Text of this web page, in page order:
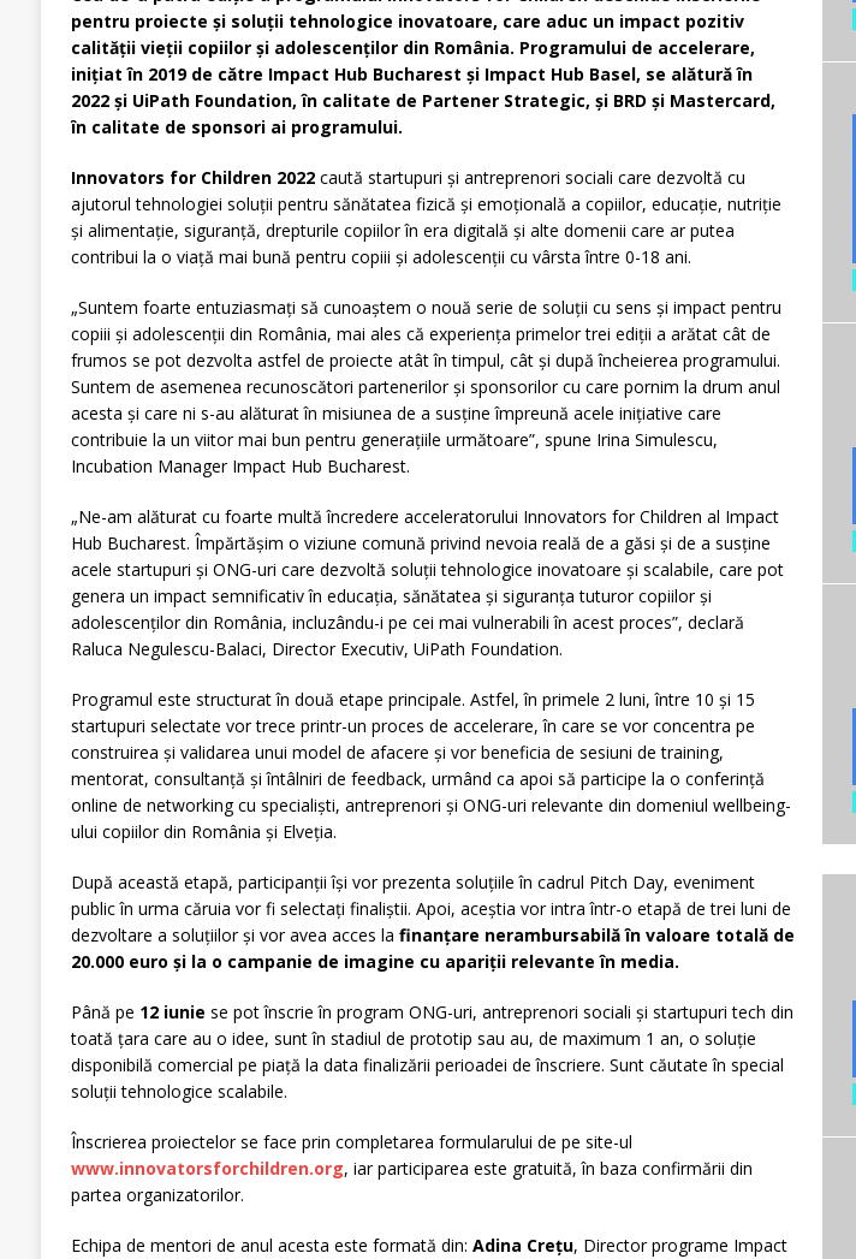
pentru proiecte și soluții tehnologice inovatoare, care aduc un impact pozitiv
calității vieții copiilor și adolescenților din România. Programului de accelerare,
inițiat în 2019 de către Impact Hub Bucharest și Impact Hub Basel, se alătură în
2022 și UiPath Foundation, în calitate de Partener Strategic, și BRD și Mastercard,
în calitate de sponsori ai programului.
Innovators for Children 2022caută startupuri și antreprenori sociali care dezvoltă cu
ajutorul tehnologiei soluții pentru sănătatea fizică și emoțională a copiilor, educație, nutriție
și alimentație, siguranță, drepturile copiilor în era digitală și alte domenii care ar putea
contribui la o viață mai bună pentru copiii și adolescenții cu vârsta între 0-18 ani.
„Suntem foarte entuziasmați să cunoaștem o nouă serie de soluții cu sens și impact pentru
copiii și adolescenții din România, mai ales că experiența primelor trei ediții a arătat cât de
frumos se pot dezvolta astfel de proiecte atât în timpul, cât și după încheierea programului.
Suntem de asemenea recunoscători partenerilor și sponsorilor cu care pornim la drum anul
acesta și care ni s-au alăturat în misiunea de a susține împreună acele inițiative care
contribuie la un viitor mai bun pentru generațiile următoare”, spune Irina Simulescu,
Incubation Manager Impact Hub Bucharest.
„Ne-am alăturat cu foarte multă încredere acceleratorului Innovators for Children al Impact
Hub Bucharest. Împărtășim o viziune comună privind nevoia reală de a găsi și de a susține
acele startupuri și ONG-uri care dezvoltă soluții tehnologice inovatoare și scalabile, care pot
genera un impact semnificativ în educația, sănătatea și siguranța tuturor copiilor și
adolescenților din România, incluzându-i pe cei mai vulnerabili în acest proces”, declară
Raluca Negulescu-Balaci, Director Executiv, UiPath Foundation.
Programul este structurat în două etape principale. Astfel, în primele 2 luni, între 10 și 15
startupuri selectate vor trece printr-un proces de accelerare, în care se vor concentra pe
construirea și validarea unui model de afacere și vor beneficia de sesiuni de training,
mentorat, consultanță și întâlniri de feedback, urmând ca apoi să participe la o conferință
online de networking cu specialiști, antreprenori și ONG-uri relevante din domeniul wellbeing-
ului copiilor din România și Elveția.
După această etapă, participanții își vor prezenta soluțiile în cadrul Pitch Day, eveniment
public în urma căruia vor fi selectați finaliștii. Apoi, aceștia vor intra într-o etapă de trei luni de
dezvoltare a soluțiilor și vor avea acces la finanțare nerambursabilă în valoare totală de
20.000 euro și la o campanie de imagine cu apariții relevante în media.
Până pe 12 iunie se pot înscrie în program ONG-uri, antreprenori sociali și startupuri tech din
toată țara care au o idee, sunt în stadiul de prototip sau au, de maximum 1 an, o soluție
disponibilă comercial pe piață la data finalizării perioadei de înscriere. Sunt căutate în special
soluții tehnologice scalabile.
Înscrierea proiectelor se face prin completarea formularului de pe site-ul
www.innovatorsforchildren.org, iar participarea este gratuită, în baza confirmării din
partea organizatorilor.
Echipa de mentori de anul acesta este formată din: Adina Crețu, Director programe Impact